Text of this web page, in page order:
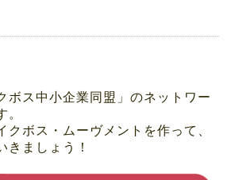
ボス中小企業同盟」のネットワー
。
クボス・ムーヴメントを作って、
きましょう！